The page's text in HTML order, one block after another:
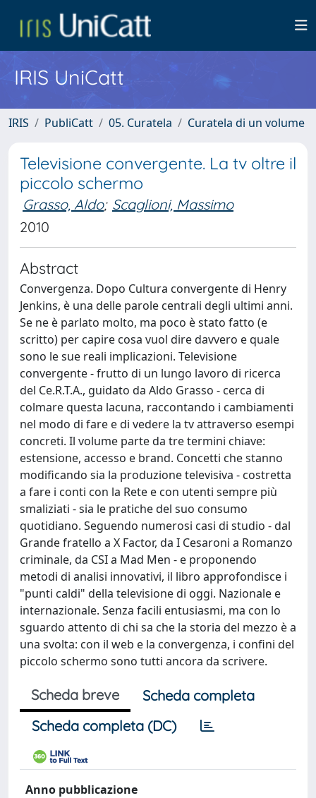
IRIS UniCatt
IRIS PubliCatt 05. Curatela Curatela di un volume
Televisione convergente. La tv oltre il
piccolo schermo
Grasso, Aldo; Scaglioni, Massimo
2010
Abstract
Convergenza. Dopo Cultura convergente di Henry
Jenkins, è una delle parole centrali degli ultimi anni.
Se ne è parlato molto, ma poco è stato fatto (e
scritto) per capire cosa vuol dire davvero e quale
sono le sue reali implicazioni. Televisione
convergente - frutto di un lungo lavoro di ricerca
del Ce.R.T.A., guidato da Aldo Grasso - cerca di
colmare questa lacuna, raccontando i cambiamenti
nel modo di fare e di vedere la tv attraverso esempi
concreti. Il volume parte da tre termini chiave:
estensione, accesso e brand. Concetti che stanno
modificando sia la produzione televisiva - costretta
a fare i conti con la Rete e con utenti sempre più
smaliziati - sia le pratiche del suo consumo
quotidiano. Seguendo numerosi casi di studio - dal
Grande fratello a X Factor, da I Cesaroni a Romanzo
criminale, da CSI a Mad Men - e proponendo
metodi di analisi innovativi, il libro approfondisce i
"punti caldi" della televisione di oggi. Nazionale e
internazionale. Senza facili entusiasmi, ma con lo
sguardo attento di chi sa che la storia del mezzo è a
una svolta: con il web e la convergenza, i confini del
piccolo schermo sono tutti ancora da scrivere.
Scheda breve
Scheda completa
Scheda completa (DC)
Anno pubblicazione